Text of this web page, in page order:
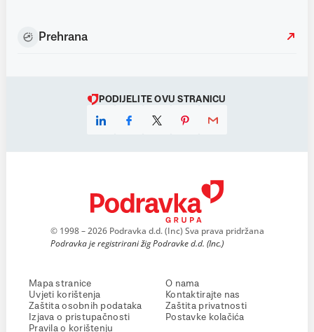
Prehrana
PODIJELITE OVU STRANICU
© 1998 – 2026 Podravka d.d. (Inc) Sva prava pridržana
Podravka je registrirani žig Podravke d.d. (Inc.)
Mapa stranice
Uvjeti korištenja
Zaštita osobnih podataka
Izjava o pristupačnosti
Pravila o korištenju
O nama
Kontaktirajte nas
Zaštita privatnosti
Postavke kolačića